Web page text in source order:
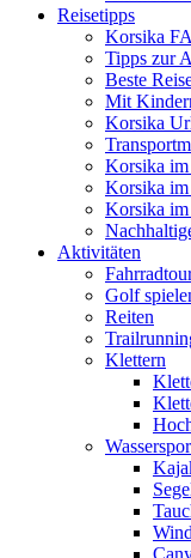
Reisetipps
Korsika
Tipps zur
Beste
Mit
Korsika
Korsika
Korsika im
Korsika
Aktivitäten
Golf
Reiten
Klettern